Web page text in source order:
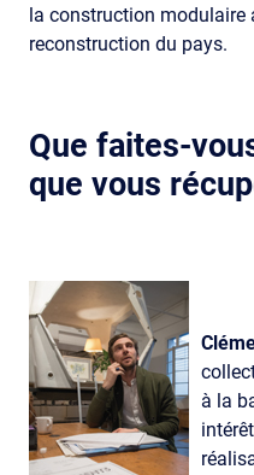
la construction modulaire
reconstruction du pays.
Que faites-
que vous
à la